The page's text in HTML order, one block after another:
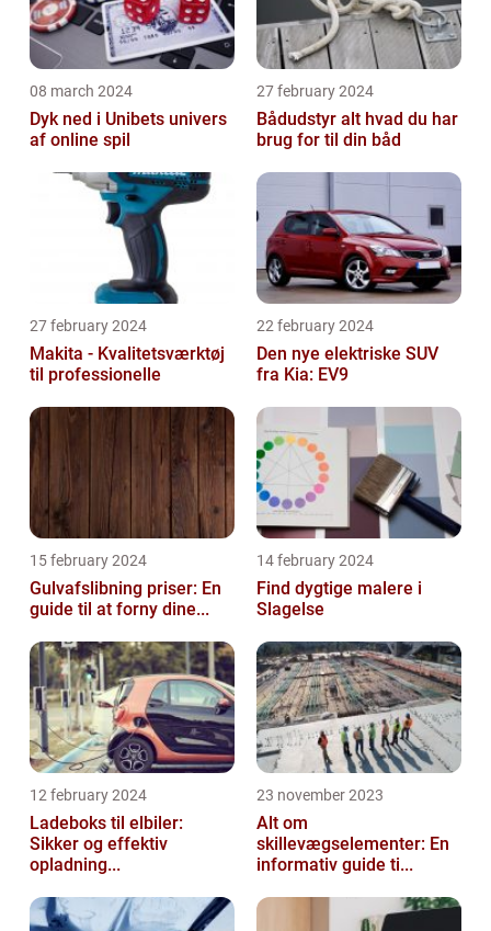
08 march 2024
Dyk ned i Unibets univers
af online spil
27 february 2024
Bådudstyr alt hvad du har
brug for til din båd
27 february 2024
Makita - Kvalitetsværktøj
til professionelle
22 february 2024
Den nye elektriske SUV
fra Kia: EV9
15 february 2024
Gulvafslibning priser: En
guide til at forny dine...
14 february 2024
Find dygtige malere i
Slagelse
12 february 2024
Ladeboks til elbiler:
Sikker og effektiv
opladning...
23 november 2023
Alt om
skillevægselementer: En
informativ guide ti...